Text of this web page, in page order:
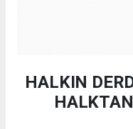
HALKIN